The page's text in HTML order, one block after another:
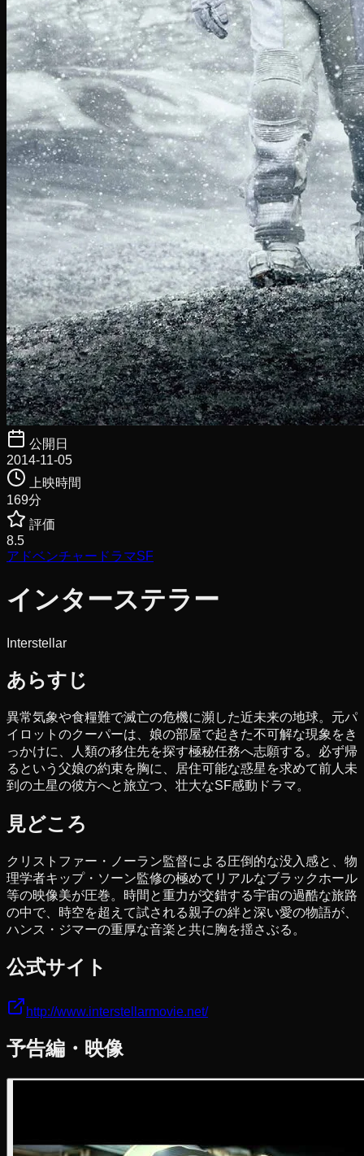
公開日
2014-11-05
上映時間
169分
評価
8.5
アドベンチャー ドラマSF
インターステラー
Interstellar
あらすじ
異常気象や食糧難で滅亡の危機に瀕した近未来の地球。元パ
イロットのクーパーは、娘の部屋で起きた不可解な現象をき
っかけに、人類の移住先を探す極秘任務へ志願する。必ず帰
るという父娘の約束を胸に、居住可能な惑星を求めて前人未
到の土星の彼方へと旅立つ、壮大なSF感動ドラマ。
見どころ
クリストファー・ノーラン監督による圧倒的な没入感と、物
理学者キップ・ソーン監修の極めてリアルなブラックホール
等の映像美が圧巻。時間と重力が交錯する宇宙の過酷な旅路
の中で、時空を超えて試される親子の絆と深い愛の物語が、
ハンス・ジマーの重厚な音楽と共に胸を揺さぶる。
公式サイト
http://www.interstellarmovie.net/
予告編・映像